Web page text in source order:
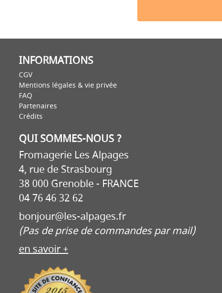
INFORMATIONS
CGV
Mentions légales & vie privée
FAQ
Partenaires
Crédits
QUI SOMMES-NOUS ?
Fromagerie Les Alpages
4, rue de Strasbourg
38 000 Grenoble - FRANCE
04 76 46 32 62
bonjour@les-alpages.fr
(Pas de prise de commandes par mail)
en savoir +